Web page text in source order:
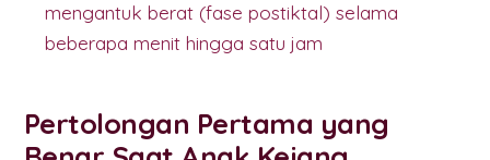
mengantuk berat (fase postiktal) selama
beberapa menit hingga satu jam
Pertolongan Pertama yang